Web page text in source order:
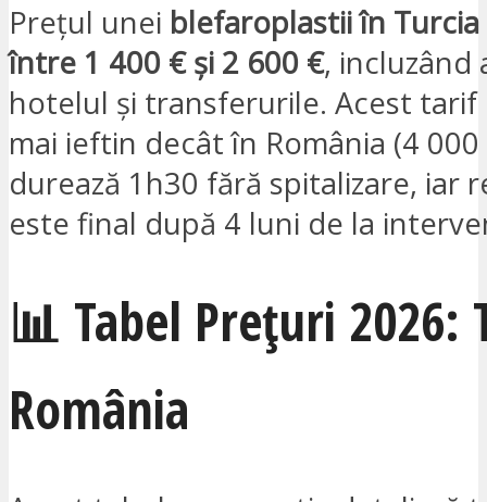
Prețul unei blefaroplastii în
între 1 400 € și 2 600 €, incluzând
hotelul și transferurile. Acest tarif
mai ieftin decât în România (4
durează 1h30 fără spitalizare, iar
este final după 4 luni de la
📊 Tabel Prețuri 2026:
România